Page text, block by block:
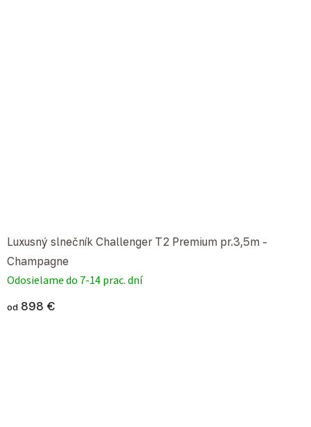
Luxusný slnečník Challenger T2 Premium pr.3,5m -
Champagne
Odosielame do 7-14 prac. dní
od 898 €